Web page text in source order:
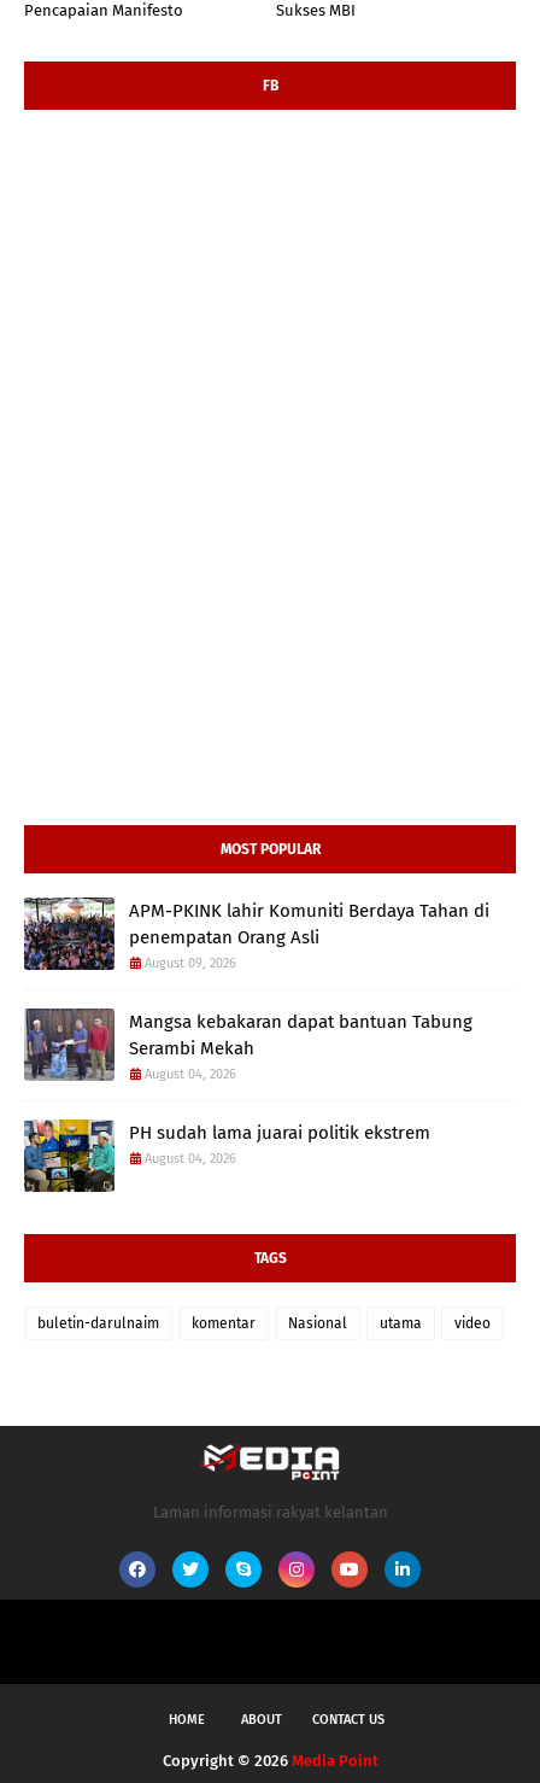
Pencapaian Manifesto Sukses MBI
FB
MOST POPULAR
APM-PKINK lahir Komuniti Berdaya Tahan di
penempatan Orang Asli
August 09, 2026
Mangsa kebakaran dapat bantuan Tabung
Serambi Mekah
August 04, 2026
PH sudah lama juarai politik ekstrem
August 04, 2026
TAGS
buletin-darulnaim komentar Nasional utama video
Laman informasi rakyat kelantan
HOME ABOUT CONTACT US
Copyright © 2026 Media Point